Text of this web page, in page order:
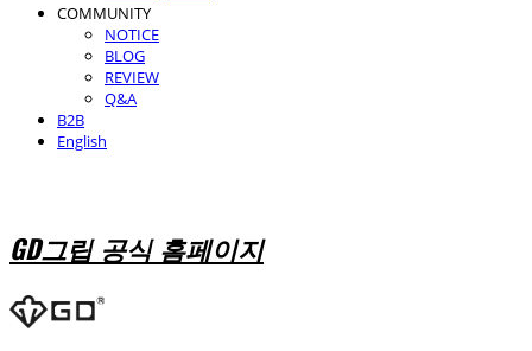
COMMUNITY
NOTICE
BLOG
REVIEW
Q&A
B2B
English
GD그립 공식 홈페이지